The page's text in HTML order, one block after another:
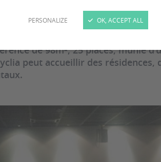
PERSONALIZE OK, ACCEPT ALL
le 06/09/2024
de 98m², 25 places, munie
peut accueillir des